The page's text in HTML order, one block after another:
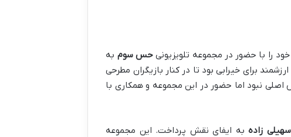
را با حضور در مجموعه تلویزیونی حس سوم به
برای خیرابی بود تا در کنار بازیگران مطرحی
نبود اما حضور در این مجموعه و همکاری با
زادهبه ایفای نقش پرداخت. این مجموعه